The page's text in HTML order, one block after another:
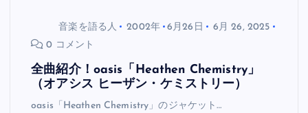
音楽を語る人 2002年 6月26日
6月 26, 2025
0 コメント
全曲紹介！oasis「Heathen Chemistry」
（オアシス ヒーザン・ケミストリー）
oasis「Heathen Chemistry」のジャケット…